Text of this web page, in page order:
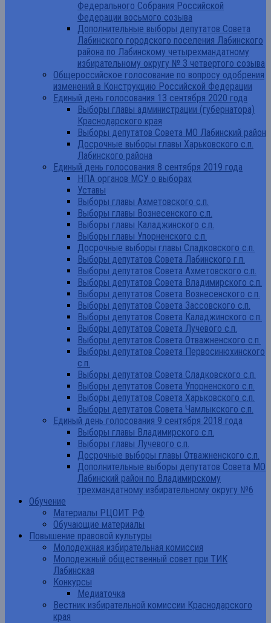
Федерального Собрания Российской
Федерации восьмого созыва
Дополнительные выборы депутатов Совета
Лабинского городского поселения Лабинского
района по Лабинскому четырехмандатному
избирательному округу № 3 четвертого созыва
Общероссийское голосование по вопросу одобрения
изменений в Конструкцию Российской Федерации
Единый день голосования 13 сентября 2020 года
Выборы главы администрации (губернатора)
Краснодарского края
Выборы депутатов Совета МО Лабинский район
Досрочные выборы главы Харьковского с.п.
Лабинского района
Единый день голосования 8 сентября 2019 года
НПА органов МСУ о выборах
Уставы
Выборы главы Ахметовского с.п.
Выборы главы Вознесенского с.п.
Выборы главы Каладжинского с.п.
Выборы главы Упорненского с.п.
Досрочные выборы главы Сладковского с.п.
Выборы депутатов Совета Лабинского г.п.
Выборы депутатов Совета Ахметовского с.п.
Выборы депутатов Совета Владимирского с.п.
Выборы депутатов Совета Вознесенского с.п.
Выборы депутатов Совета Зассовского с.п.
Выборы депутатов Совета Каладжинского с.п.
Выборы депутатов Совета Лучевого с.п.
Выборы депутатов Совета Отважненского с.п.
Выборы депутатов Совета Первосинюхинского
с.п.
Выборы депутатов Совета Сладковского с.п.
Выборы депутатов Совета Упорненского с.п.
Выборы депутатов Совета Харьковского с.п.
Выборы депутатов Совета Чамлыкского с.п.
Единый день голосования 9 сентября 2018 года
Выборы главы Владимирского с.п.
Выборы главы Лучевого с.п.
Досрочные выборы главы Отважненского с.п.
Дополнительные выборы депутатов Совета МО
Лабинский район по Владимирскому
трехмандатному избирательному округу №6
Обучение
Материалы РЦОИТ РФ
Обучающие материалы
Повышение правовой культуры
Молодежная избирательная комиссия
Молодежный общественный совет при ТИК
Лабинская
Конкурсы
Медиаточка
Вестник избирательной комиссии Краснодарского
края